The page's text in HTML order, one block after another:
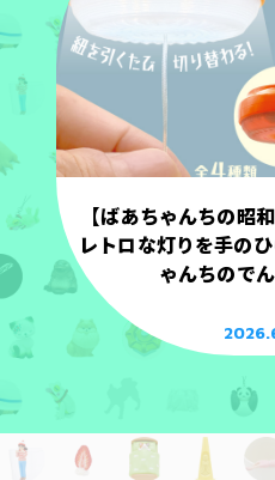
【ばあちゃんちの昭
レトロな灯りを手の
ゃんちので